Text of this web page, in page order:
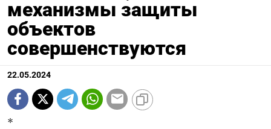
механизмы защиты
объектов
совершенствуются
22.05.2024
*